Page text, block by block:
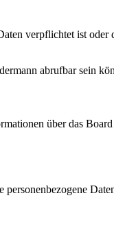
verpflichtet ist oder
abrufbar sein
über das